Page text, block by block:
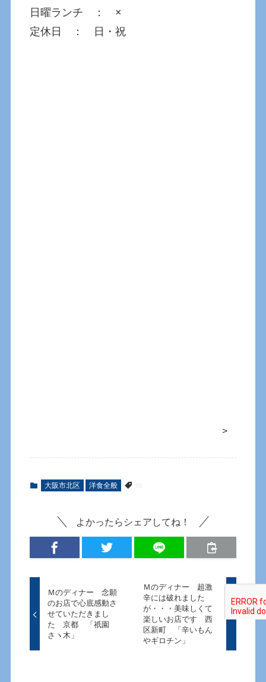
日曜ランチ ： ×
定休日 ： 日・祝
>
大阪市北区 洋食全般
よかったらシェアしてね！
Ｍのディナー 念願
のお店で心底感動さ
せていただきまし
た 京都 「祇園
さヽ木」
Ｍのディナー 超激
辛には破れました
が・・・美味しくて
楽しいお店です 西
区新町 「辛いもん
やギロチン」